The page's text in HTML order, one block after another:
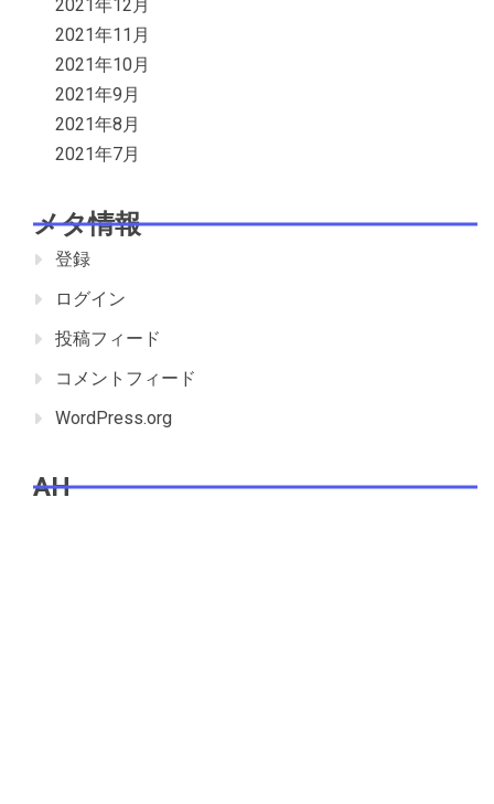
2021年12月
2021年11月
2021年10月
2021年9月
2021年8月
2021年7月
メタ情報
登録
ログイン
投稿フィード
コメントフィード
WordPress.org
AH